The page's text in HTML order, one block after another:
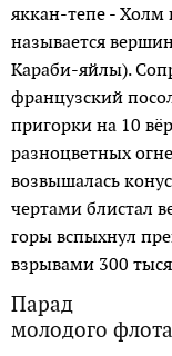
яккан-тепе - Холм
называется
Караби-яйлы).
французский
пригорки на 10
разноцветных
возвышалась
чертами блистал
горы вспыхнул
взрывами 300
Парад
молодого флота